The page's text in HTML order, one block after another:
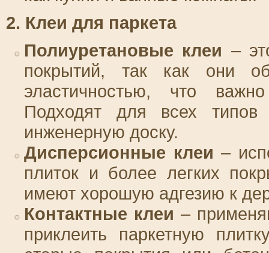
2. Клеи для паркета
Полиуретановые клеи –
покрытий, так как они
эластичностью, что
Подходят для всех
инженерную доску.
Дисперсионные клеи –
плиток и более легких
имеют хорошую адгезию к
Контактные клеи –
приклеить паркетную